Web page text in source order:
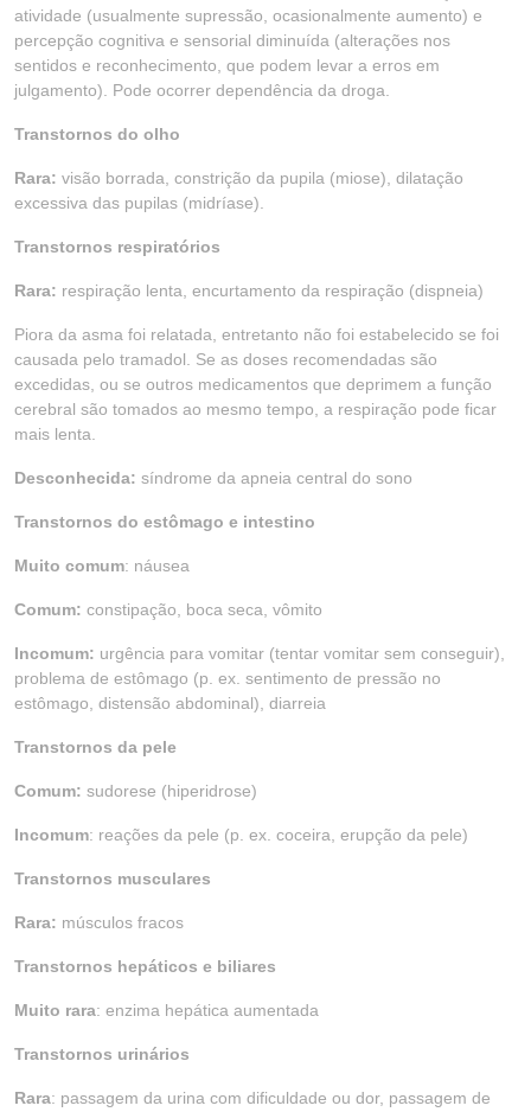
atividade (usualmente supressão, ocasionalmente aumento) e
percepção cognitiva e sensorial diminuída (alterações nos
sentidos e reconhecimento, que podem levar a erros em
julgamento). Pode ocorrer dependência da droga.
Transtornos do olho
Rara: visão borrada, constrição da pupila (miose), dilatação
excessiva das pupilas (midríase).
Transtornos respiratórios
Rara: respiração lenta, encurtamento da respiração (dispneia)
Piora da asma foi relatada, entretanto não foi estabelecido se foi
causada pelo tramadol. Se as doses recomendadas são
excedidas, ou se outros medicamentos que deprimem a função
cerebral são tomados ao mesmo tempo, a respiração pode ficar
mais lenta.
Desconhecida: síndrome da apneia central do sono
Transtornos do estômago e intestino
Muito comum: náusea
Comum: constipação, boca seca, vômito
Incomum: urgência para vomitar (tentar vomitar sem conseguir),
problema de estômago (p. ex. sentimento de pressão no
estômago, distensão abdominal), diarreia
Transtornos da pele
Comum: sudorese (hiperidrose)
Incomum: reações da pele (p. ex. coceira, erupção da pele)
Transtornos musculares
Rara: músculos fracos
Transtornos hepáticos e biliares
Muito rara: enzima hepática aumentada
Transtornos urinários
Rara: passagem da urina com dificuldade ou dor, passagem de